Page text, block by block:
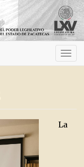
La